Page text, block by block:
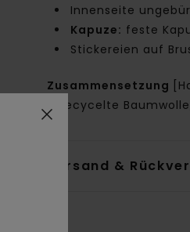
Innenseite
Kapuze: feste
Stickereien auf
Zusammensetzung
% recycelte
Versand &